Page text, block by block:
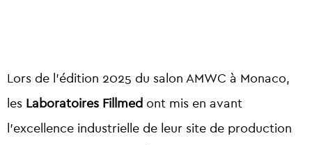
Lors de l’édition 2025 du salon AMWC à Monaco,
les Laboratoires Fillmed ont mis en avant
l’excellence industrielle de leur site de production